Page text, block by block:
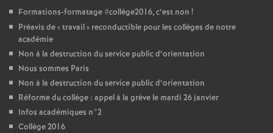
Formations-formatage #collège2016, c’est non !
Préavis de «travail» reconductible pour les collèges de notre
académie
Non à la destruction du service public d’orientation
Nous sommes Paris
Non à la destruction du service public d’orientation
Réforme du collège : appel à la grève le mardi 26 janvier
Infos académiques n°2
Collège 2016